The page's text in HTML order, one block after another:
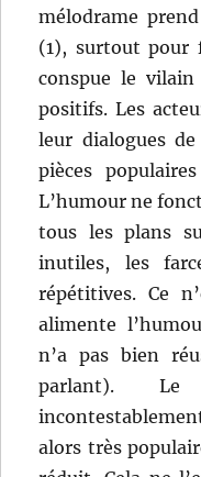
mélodrame
(1), surtout pour
conspue le
positifs. Les
leur dialogues
pièces
L’humour ne
tous les plans
inutiles, les
répétitives. Ce
alimente
n’a pas bien
parlant).
alors très